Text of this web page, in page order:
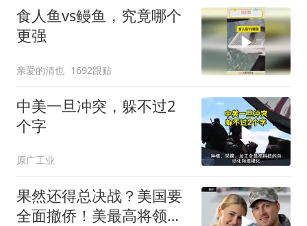
食人鱼vs鳗鱼，究竟哪个
更强
亲爱的清也 1692跟贴
中美一旦冲突，躲不过2
个字
原广工业
果然还得总决战？美国要
全面撤侨！美最高将领：